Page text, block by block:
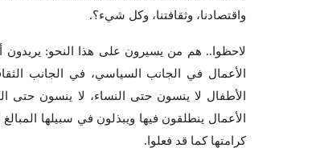
واقتصادنا، وثقافتنا، وكل شيء؟.
لاحظوا.. هم من يسيرون على هذا النحو: يريدون
الأعمال في الجانب السياسي، في الجانب
الأطفال لا ينسون حتى النساء، لا ينسون حتى
الأعمال ينطلقون فيها ويبذلون في سبيلها
كرامتها كما قد فعلوا.